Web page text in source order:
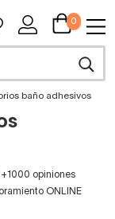
0
baño adhesivos
opiniones
ONLINE